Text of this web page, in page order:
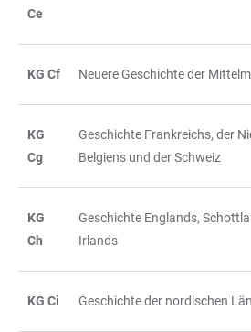
Ce
KG Cf Neuere Geschichte der
KG
Cg
Geschichte Frankreichs, der
Belgiens und der Schweiz
KG
Ch
Geschichte Englands,
Irlands
KG Ci Geschichte der nordischen